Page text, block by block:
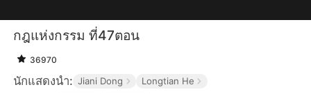
กฎแห่งกรรม ที่47ตอน
36970
นักแสดงนำ: Jiani Dong Longtian He